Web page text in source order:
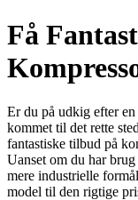
Få
Er du på udkig efter
kommet til det rette
fantastiske tilbud på
Uanset om du har
mere industrielle
model til den rigtige